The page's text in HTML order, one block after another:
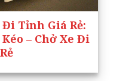
Tỉnh Giá Rẻ:
– Chở Xe Đi